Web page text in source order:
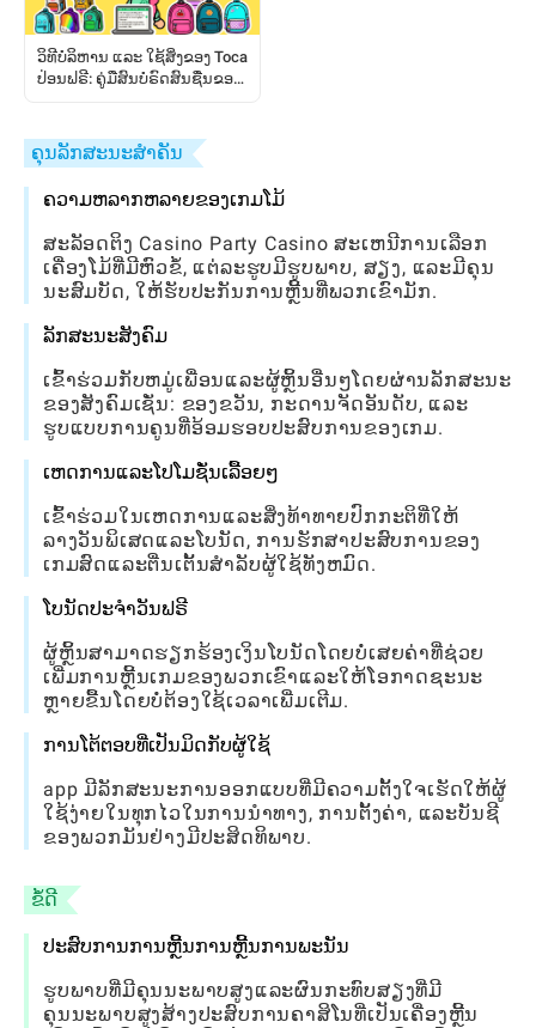
ວິທີບໍລິຫານ ແລະ ໃຊ້ສິ່ງຂອງ Toca
ປ່ອນຟຣີ: ຄູ່ມືສົນບໍຣົດສົນຊື່ນຂອງ
ຄຸນລັກສະນະສໍາຄັນ
ຄວາມຫລາກຫລາຍຂອງເກມໂມ້
ສະລັອດຕິງ Casino Party Casino ສະເຫນີການເລືອກ
ເຄື່ອງໂມ້ທີ່ມີຫົວຂໍ້, ແຕ່ລະຮູບມີຮູບພາບ, ສຽງ, ແລະມີຄຸນ
ນະສົມບັດ, ໃຫ້ຮັບປະກັນການຫຼີ້ນທີ່ພວກເຂົາມັກ.
ລັກສະນະສັງຄົມ
ເຂົ້າຮ່ວມກັບຫມູ່ເພື່ອນແລະຜູ້ຫຼິ້ນອື່ນໆໂດຍຜ່ານລັກສະນະ
ຂອງສັງຄົມເຊັ່ນ: ຂອງຂວັນ, ກະດານຈັດອັນດັບ, ແລະ
ຮູບແບບການຄູນທີ່ອ້ອມຮອບປະສົບການຂອງເກມ.
ເຫດການແລະໂປໂມຊັ່ນເລື້ອຍໆ
ເຂົ້າຮ່ວມໃນເຫດການແລະສິ່ງທ້າທາຍປົກກະຕິທີ່ໃຫ້
ລາງວັນພິເສດແລະໂບນັດ, ການຮັກສາປະສົບການຂອງ
ເກມສົດແລະຕື່ນເຕັ້ນສໍາລັບຜູ້ໃຊ້ທັງຫມົດ.
ໂບນັດປະຈໍາວັນຟຣີ
ຜູ້ຫຼິ້ນສາມາດຮຽກຮ້ອງເງິນໂບນັດໂດຍບໍ່ເສຍຄ່າທີ່ຊ່ວຍ
ເພີ່ມການຫຼີ້ນເກມຂອງພວກເຂົາແລະໃຫ້ໂອກາດຊະນະ
ຫຼາຍຂື້ນໂດຍບໍ່ຕ້ອງໃຊ້ເວລາເພີ່ມເຕີມ.
ການໂຕ້ຕອບທີ່ເປັນມິດກັບຜູ້ໃຊ້
app ມີລັກສະນະການອອກແບບທີ່ມີຄວາມຕັ້ງໃຈເຮັດໃຫ້ຜູ້
ໃຊ້ງ່າຍໃນທຸກໄວໃນການນໍາທາງ, ການຕັ້ງຄ່າ, ແລະບັນຊີ
ຂອງພວກມັນຢ່າງມີປະສິດທິພາບ.
ຂໍ້ດີ
ປະສົບການການຫຼີ້ນການຫຼີ້ນການພະນັນ
ຮູບພາບທີ່ມີຄຸນນະພາບສູງແລະຜົນກະທົບສຽງທີ່ມີ
ຄຸນນະພາບສູງສ້າງປະສົບການຄາສິໂນທີ່ເປັນເຄື່ອງຫຼີ້ນ